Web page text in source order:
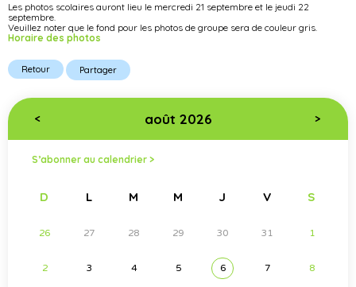
Les photos scolaires auront lieu le mercredi 21 septembre et le jeudi 22
septembre.
Veuillez noter que le fond pour les photos de groupe sera de couleur gris.
Horaire des photos
Retour Partager
< août 2026 >
S’abonner au calendrier >
D L M M J V S
26 27 28 29 30 31 1
2 3 4 5 6 7 8